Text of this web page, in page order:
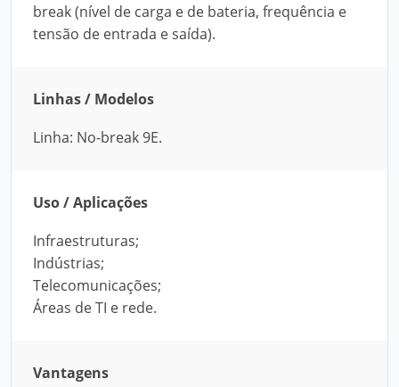
break (nível de carga e de bateria, frequência e
tensão de entrada e saída).
Linhas / Modelos
Linha: No-break 9E.
Uso / Aplicações
Infraestruturas;
Indústrias;
Telecomunicações;
Áreas de TI e rede.
Vantagens